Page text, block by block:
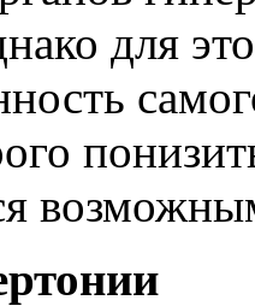
для